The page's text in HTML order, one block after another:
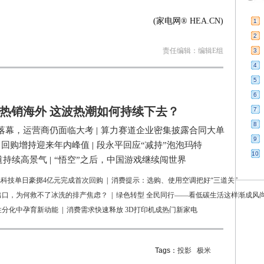
(家电网® HEA.CN)
责任编辑：编辑E组
销海外 这波热潮如何持续下去？
幕，运营商仍面临大考 | 算力赛道企业密集披露合同大单
购增持迎来年内峰值 | 段永平回应“减持”泡泡玛特
持续高景气 | “悟空”之后，中国游戏继续闯世界
技单日豪掷4亿元完成首次回购
消费提示：选购、使用空调把好“三道关”
，为何救不了冰洗的排产焦虑？
绿色转型 全民同行——看低碳生活这样渐成风
化中孕育新动能
消费需求快速释放 3D打印机成热门新家电
Tags： 投影 极米
1
2
3
4
5
6
7
8
9
10